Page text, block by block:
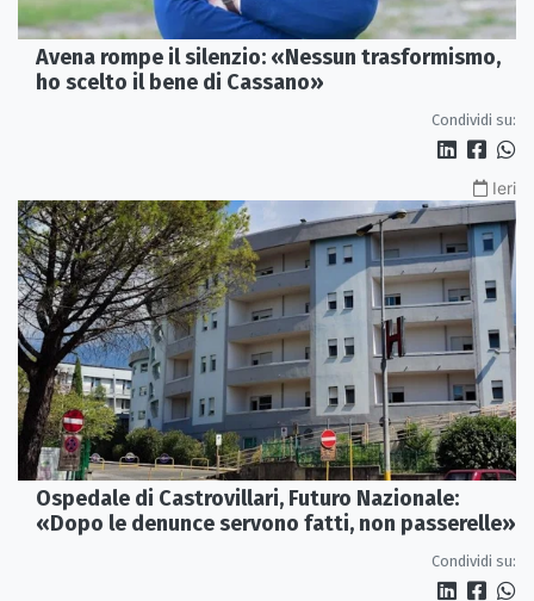
Avena rompe il silenzio: «Nessun trasformismo,
ho scelto il bene di Cassano»
Condividi su:
Ieri
Ospedale di Castrovillari, Futuro Nazionale:
«Dopo le denunce servono fatti, non passerelle»
Condividi su: